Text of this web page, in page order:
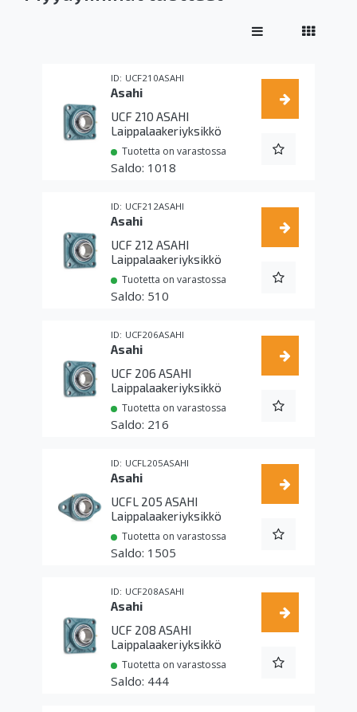
UCF210ASAHI
Asahi
UCF 210 ASAHI
Laippalaakeriyksikkö
Tuotetta on varastossa
1018
UCF212ASAHI
Asahi
UCF 212 ASAHI
Laippalaakeriyksikkö
Tuotetta on varastossa
510
UCF206ASAHI
Asahi
UCF 206 ASAHI
Laippalaakeriyksikkö
Tuotetta on varastossa
216
UCFL205ASAHI
Asahi
UCFL 205 ASAHI
Laippalaakeriyksikkö
Tuotetta on varastossa
1505
UCF208ASAHI
Asahi
UCF 208 ASAHI
Laippalaakeriyksikkö
Tuotetta on varastossa
444